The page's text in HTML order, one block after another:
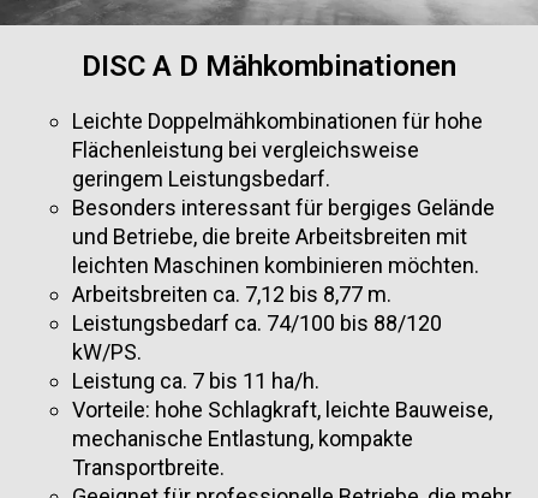
DISC A D Mähkombinationen
Leichte Doppelmähkombinationen für hohe
Flächenleistung bei vergleichsweise
geringem Leistungsbedarf.
Besonders interessant für bergiges Gelände
und Betriebe, die breite Arbeitsbreiten mit
leichten Maschinen kombinieren möchten.
Arbeitsbreiten ca. 7,12 bis 8,77 m.
Leistungsbedarf ca. 74/100 bis 88/120
kW/PS.
Leistung ca. 7 bis 11 ha/h.
Vorteile: hohe Schlagkraft, leichte Bauweise,
mechanische Entlastung, kompakte
Transportbreite.